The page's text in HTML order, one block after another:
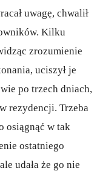
uwagę, chwalił
Kilku
zrozumienie
uciszył je
po trzech dniach,
rezydencji. Trzeba
osiągnąć w tak
ostatniego
udała że go nie